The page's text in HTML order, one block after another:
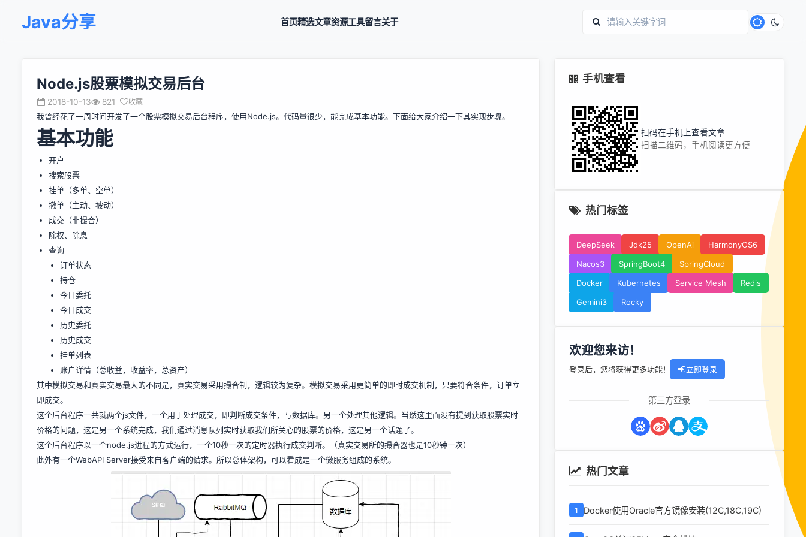
Java分享 首页精选文章资源工具留言关于
Node.js股票模拟交易后台
2018-10-13 821 收藏
我曾经花了一周时间开发了一个股票模拟交易后台程序，使用Node.js。代码量很少，能完成基本功能。下面给大家介绍一下其实现步骤。
基本功能
开户
搜索股票
挂单（多单、空单）
撤单（主动、被动）
成交（非撮合）
除权、除息
查询
订单状态
持仓
今日委托
今日成交
历史委托
历史成交
挂单列表
账户详情（总收益，收益率，总资产）
其中模拟交易和真实交易最大的不同是，真实交易采用撮合制，逻辑较为复杂。模拟交易采用更简单的即时成交机制，只要符合条件，订单立
即成交。
这个后台程序一共就两个js文件，一个用于处理成交，即判断成交条件，写数据库。另一个处理其他逻辑。当然这里面没有提到获取股票实时
价格的问题，这是另一个系统完成，我们通过消息队列实时获取我们所关心的股票的价格，这是另一个话题了。
这个后台程序以一个node.js进程的方式运行，一个10秒一次的定时器执行成交判断。（真实交易所的撮合器也是10秒钟一次）
此外有一个WebAPI Server接受来自客户端的请求。所以总体架构，可以看成是一个微服务组成的系统。
手机查看
扫码在手机上查看文章
扫描二维码，手机阅读更方便
热门标签
DeepSeek Jdk25 OpenAi
HarmonyOS6
Nacos3
SpringBoot4
SpringCloud
Docker
Kubernetes Service Mesh
Redis
Gemini3
Rocky
欢迎您来访！
登录后，您将获得更多功能！ 立即登录
第三方登录
热门文章
1 Docker使用Oracle官方镜像安装(12C,18C,19C)